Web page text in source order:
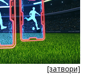
[затвори]